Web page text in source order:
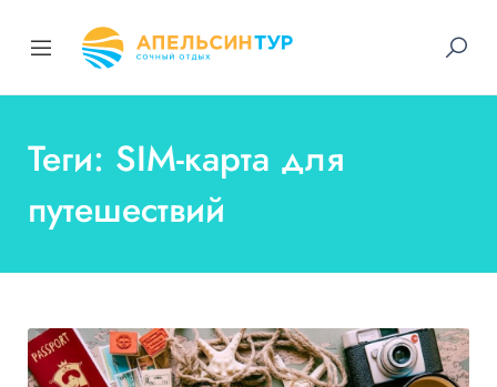
Теги: SIM-карта для
путешествий